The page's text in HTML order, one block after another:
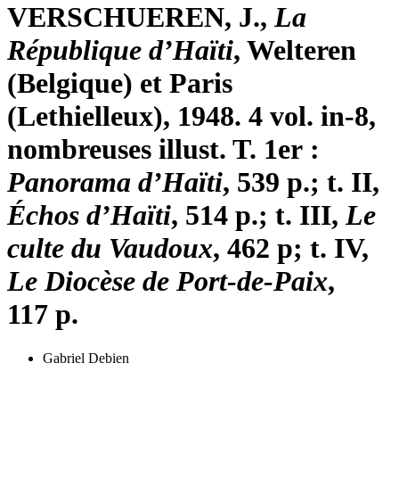
VERSCHUEREN, J., La
République d’Haïti, Welteren
(Belgique) et Paris
(Lethielleux), 1948. 4 vol. in-8,
nombreuses illust. T. 1er :
Panorama d’Haïti, 539 p.; t. II,
Échos d’Haïti, 514 p.; t. III, Le
culte du Vaudoux, 462 p; t. IV,
Le Diocèse de Port-de-Paix,
117 p.
Gabriel Debien